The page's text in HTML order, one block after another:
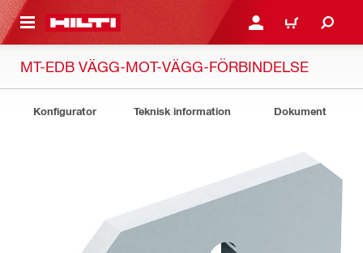
GÅ TILL HUVUDSIDAN LOGGA IN ELLER
VARUKORG
MT-EDB VÄGG-MOT-VÄGG-FÖRBINDELSE
Konfigurator Teknisk information Dokument